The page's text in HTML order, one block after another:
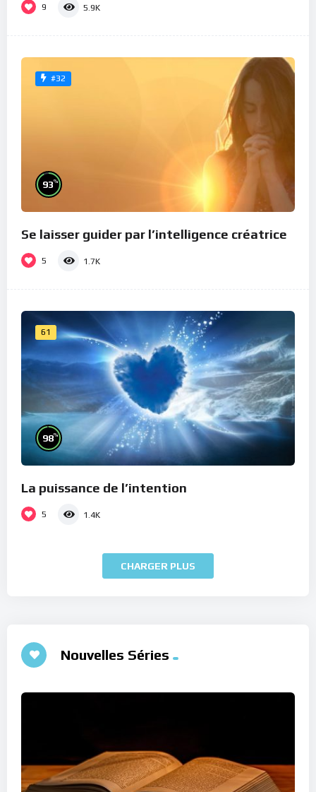
9 5.9K
#32
93%
Se laisser guider par l’intelligence créatrice
5 1.7K
61
98%
La puissance de l’intention
5 1.4K
CHARGER PLUS
Nouvelles Séries